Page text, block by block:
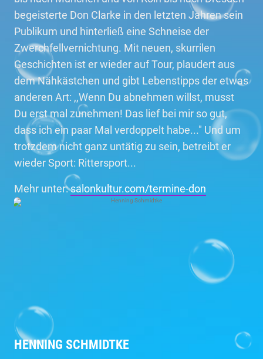
begeisterte Don Clarke in den letzten Jahren sein
Publikum und hinterließ eine Schneise der
Zwerchfellvernichtung. Mit neuen, skurrilen
Geschichten ist er wieder auf Tour, plaudert aus
dem Nähkästchen und gibt Lebenstipps der etwas
anderen Art: ,,Wenn Du abnehmen willst, musst
Du erst mal zunehmen! Das lief bei mir so gut,
dass ich ein paar Mal verdoppelt habe..." Und um
trotzdem nicht ganz untätig zu sein, betreibt er
wieder Sport: Rittersport...
Mehr unter:salonkultur.com/termine-don
HENNING SCHMIDTKE